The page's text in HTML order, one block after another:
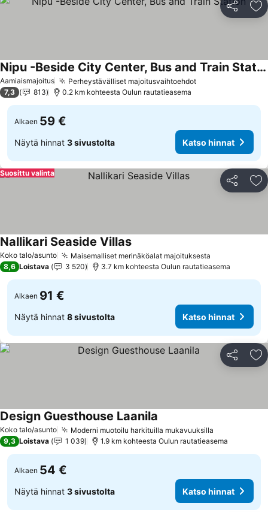
Jaa
Aamiaismajoitus Perheystävälliset majoitusvaihtoehdotKatso hinnat
Nipu -Beside City Center, Bus and Train Station
Katso hinnat
7,3 813 0.2 km kohteesta Oulun rautatieasema
Alkaen 59 €
Näytä hinnat 3 sivustolta Katso hinnat
Jaa
Suosittu valinta
Koko talo/asunto Maisemalliset merinäköalat majoituksesta
Nallikari Seaside VillasKatso hinnat
8,6 Loistava 3 520 3.7 km kohteesta Oulun rautatieasema
Alkaen 91 €
Näytä hinnat 8 sivustolta Katso hinnat
Jaa
Koko talo/asunto Moderni muotoilu harkituilla mukavuuksilla
Design Guesthouse Laanila
9,3 Loistava 1 039 1.9 km kohteesta Oulun rautatieasema
Alkaen 54 €
Näytä hinnat 3 sivustolta Katso hinnat